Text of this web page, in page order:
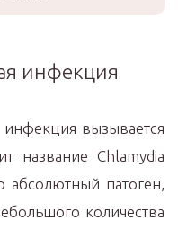
инфекция
инфекция вызывается
название Chlamydia
абсолютный патоген,
количества